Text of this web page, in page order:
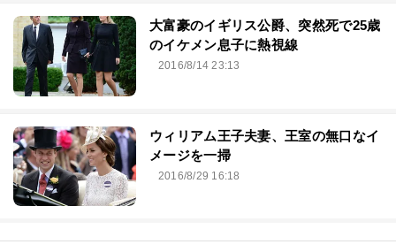
大富豪のイギリス公爵、突然死で25歳
のイケメン息子に熱視線
2016/8/14 23:13
ウィリアム王子夫妻、王室の無口なイ
メージを一掃
2016/8/29 16:18